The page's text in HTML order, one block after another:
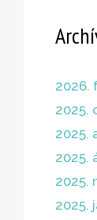
2026.
2025.
2025.
2025.
2025.
2025.